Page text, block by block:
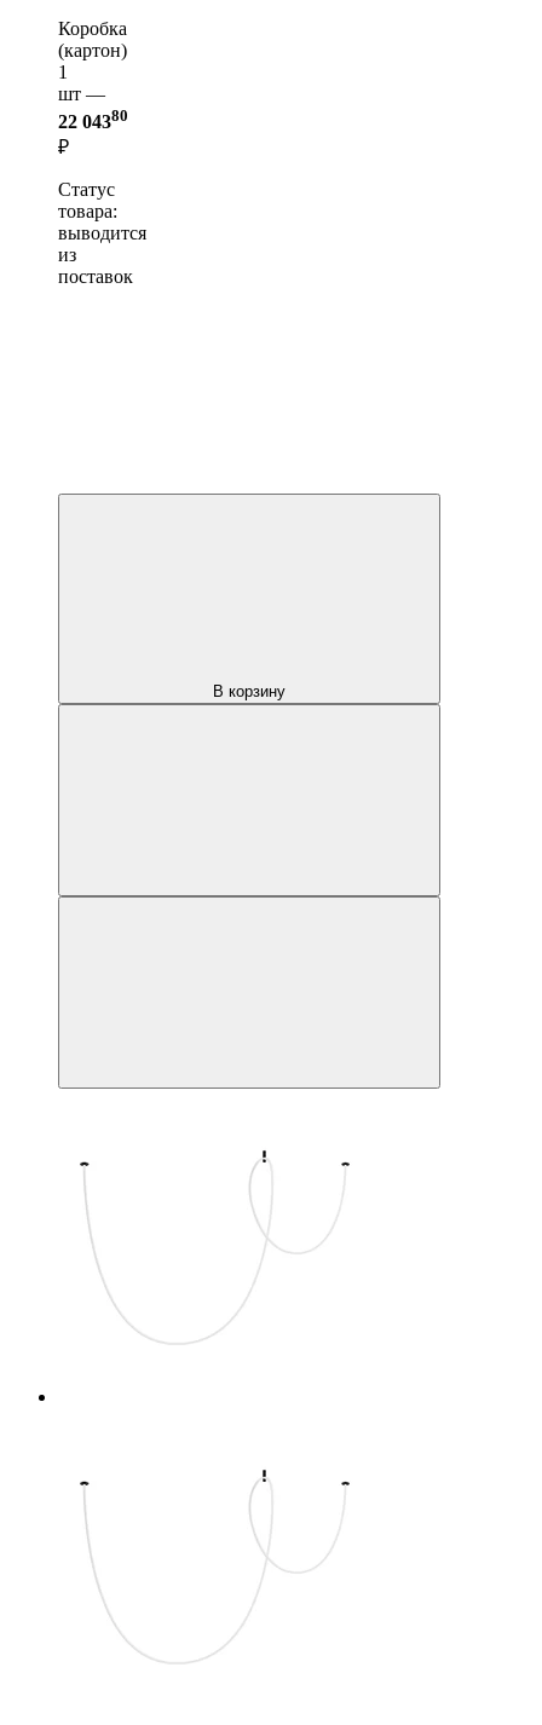
Коробка
(картон)
1
шт —
22 04380
₽
Статус
товара:
выводится
из
поставок
В корзину